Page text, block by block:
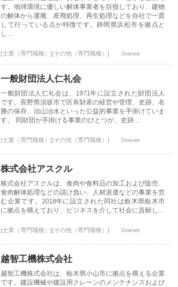
す。地球環境に優しい解体事業者を目指しており、建物
の解体から運搬、産廃処理、再生処理などを自社で一貫
して行っている点が特徴です。静岡県浜松市を拠点と
し…
[士業（専門職種）][その他（専門職種）] 0views
一般財団法人仁礼会
一般財団法人仁礼会は、1971年に設立された財団法人
です。長野県須坂市で区有財産の経営や管理、史跡、名
勝の保存、治山治水といった公益的事業を手掛けていま
す。 同財団が手掛ける事業のひとつが、史跡…
[士業（専門職種）][その他（専門職種）] 0views
株式会社アスクル
株式会社アスクルは、食肉や食料品の加工および販売、
食肉解体処理などの請け負い、人材派遣などの事業を営
む企業です。2018年に設立された同社は栃木県栃木市
に拠点を構えており、ビジネスを介して社会に貢献し…
[士業（専門職種）][その他（専門職種）] 0views
越智工機株式会社
越智工機株式会社は、栃木県小山市に拠点を構える企業
です。建設機械や建設用クレーンのメンテナンスおよび